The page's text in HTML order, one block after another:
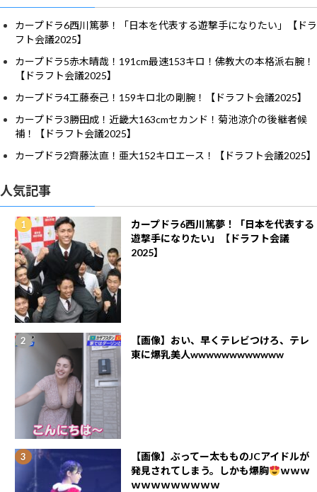
カープドラ6西川篤夢！「日本を代表する遊撃手になりたい」【ドラ
フト会議2025】
カープドラ5赤木晴哉！191cm最速153キロ！佛教大の本格派右腕！
【ドラフト会議2025】
カープドラ4工藤泰己！159キロ北の剛腕！【ドラフト会議2025】
カープドラ3勝田成！近畿大163cmセカンド！菊池涼介の後継者候
補！【ドラフト会議2025】
カープドラ2齊藤汰直！亜大152キロエース！【ドラフト会議2025】
人気記事
カープドラ6西川篤夢！「日本を代表する
遊撃手になりたい」【ドラフト会議
2025】
【画像】おい、早くテレビつけろ、テレ
東に爆乳美人wwwwwwwwwwww
【画像】ぶってー太もものJCアイドルが
発見されてしまう。しかも爆胸
ｗｗｗ
ｗｗｗｗｗｗｗｗｗ